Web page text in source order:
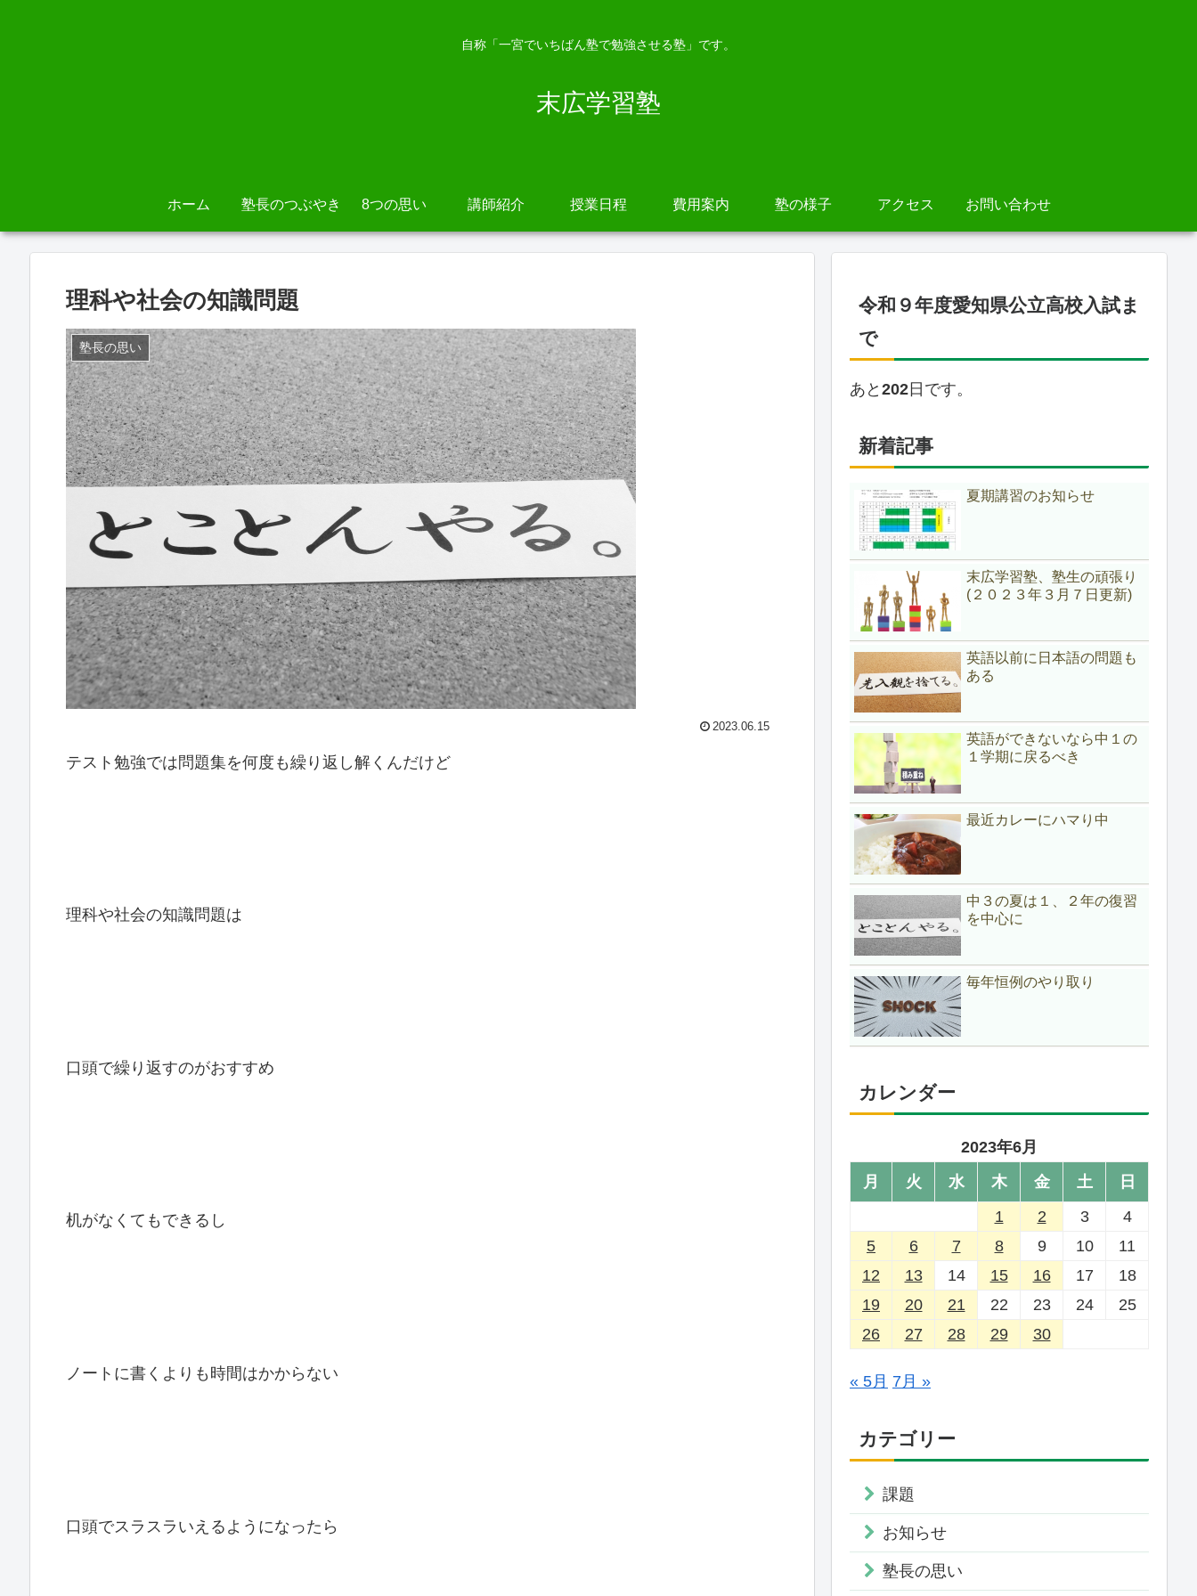
自称「一宮でいちばん塾で勉強させる塾」です。
末広学習塾
ホーム 塾長のつぶやき 8つの思い 講師紹介 授業日程 費用案内 塾の様子 アクセス お問い合わせ
理科や社会の知識問題
塾長の思い
2023.06.15
テスト勉強では問題集を何度も繰り返し解くんだけど
理科や社会の知識問題は
口頭で繰り返すのがおすすめ
机がなくてもできるし
ノートに書くよりも時間はかからない
口頭でスラスラいえるようになったら
令和９年度愛知県公立高校入試ま
で
あと 202 日です。
新着記事
夏期講習のお知らせ
末広学習塾、塾生の頑張り
(２０２３年３月７日更新)
英語以前に日本語の問題も
ある
英語ができないなら中１の
１学期に戻るべき
最近カレーにハマり中
中３の夏は１、２年の復習
を中心に
毎年恒例のやり取り
カレンダー
2023年6月
月
火 水 木 金 土
日
1
2 3
4
5
6 7 8 9 10
11
12
13 14 15 16 17
18
19
20 21 22 23 24
25
26
27 28 29 30
« 5月 7月 »
カテゴリー
課題
お知らせ
塾長の思い